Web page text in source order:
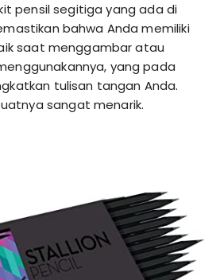
pensil segitiga yang ada di
bahwa Anda memiliki
saat menggambar atau
yang pada
tulisan tangan Anda.
sangat menarik.